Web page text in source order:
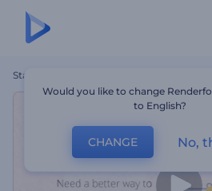
Startseite
Would you like to change
to English?
CHANGE No,